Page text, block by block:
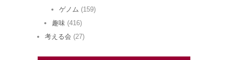
ゲノム (159)
趣味 (416)
考える会 (27)